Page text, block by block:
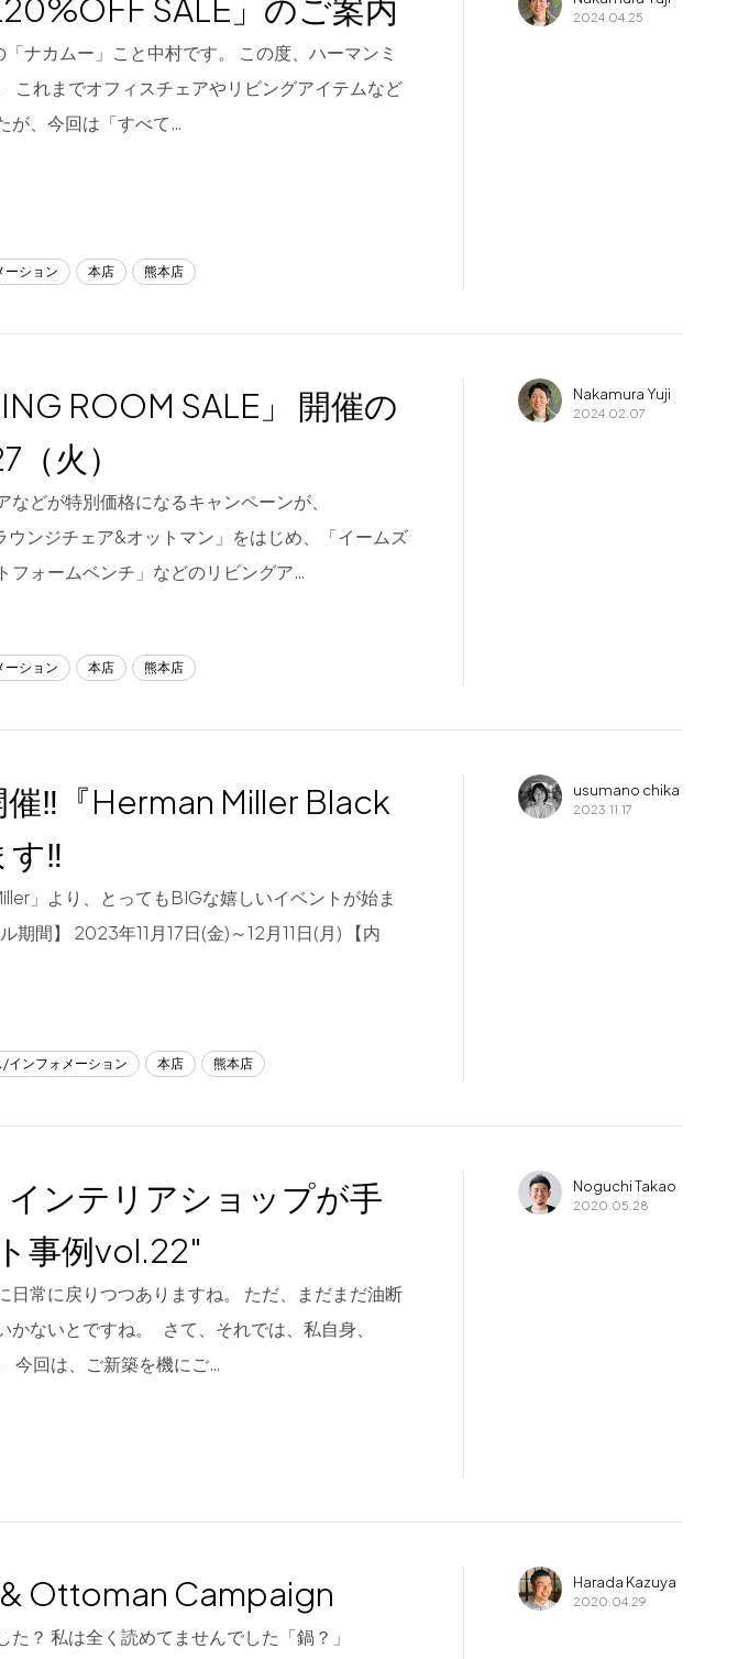
SALE」のご案内
ナカムー」こと中村です。 この度、ハーマンミ
これまでオフィスチェアやリビングアイテムなど
が、今回は「すべて…
ーション 本店 熊本店
2024.04.25
ROOM SALE」 開催の
火）
どが特別価格になるキャンペーンが、
ンジチェア&オットマン」をはじめ、「イームズ
フォームベンチ」などのリビングア…
ーション 本店 熊本店
Nakamura Yuji
2024.02.07
‼『Herman Miller Black
す‼
」より、とってもBIGな嬉しいイベントが始ま
間】 2023年11月17日(金)～12月11日(月) 【内
/インフォメーション 本店 熊本店
usumano chika
2023.11.17
ンテリアショップが手
事例vol.22″
日常に戻りつつありますね。 ただ、まだまだ油断
ないとですね。 さて、それでは、私自身、
今回は、ご新築を機にご…
Noguchi Takao
2020.05.28
Ottoman Campaign
？ 私は全く読めてませんでした「鍋？」
Harada Kazuya
2020.04.29